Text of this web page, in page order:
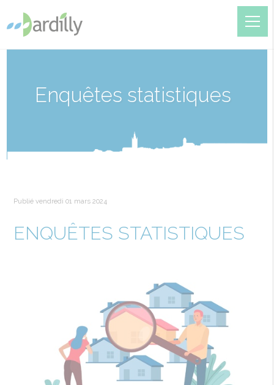
Enquêtes statistiques
Publié vendredi 01 mars 2024
ENQUÊTES STATISTIQUES